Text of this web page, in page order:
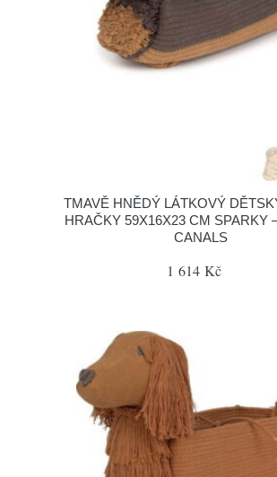
TMAVĚ HNĚDÝ LÁTKOVÝ
HRAČKY 59X16X23 CM SPARKY
CANALS
1 614 Kč